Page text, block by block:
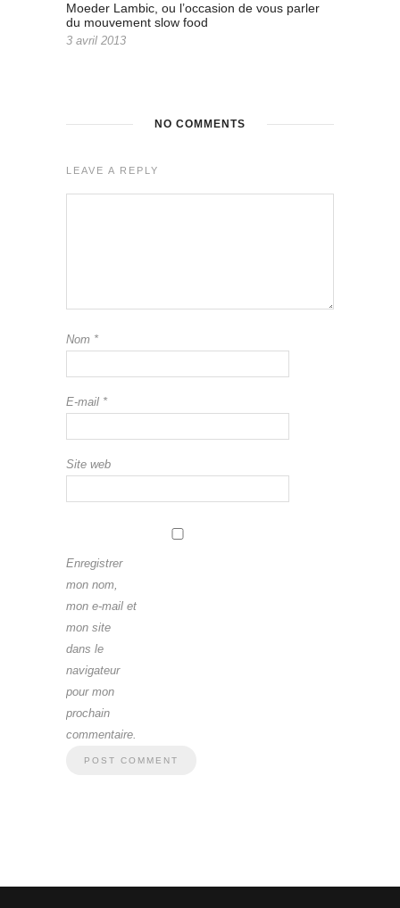
Moeder Lambic, ou l’occasion de vous parler
du mouvement slow food
3 avril 2013
NO COMMENTS
LEAVE A REPLY
Nom *
E-mail *
Site web
Enregistrer
mon nom,
mon e-mail et
mon site
dans le
navigateur
pour mon
prochain
commentaire.